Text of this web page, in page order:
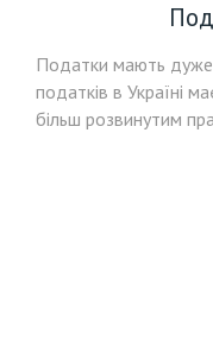
Податки мають дуже
податків в Україні
більш розвинутим